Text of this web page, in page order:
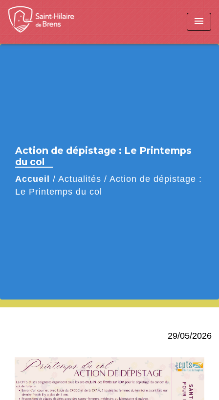
menu
Action de dépistage : Le Printemps
du col
Accueil / Actualités / Action de dépistage :
Le Printemps du col
29/05/2026